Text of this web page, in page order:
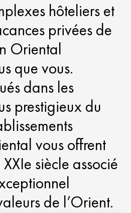
hôteliers et
privées de
Oriental
que vous.
dans les
prestigieux du
vous offrent
siècle associé
de l’Orient.